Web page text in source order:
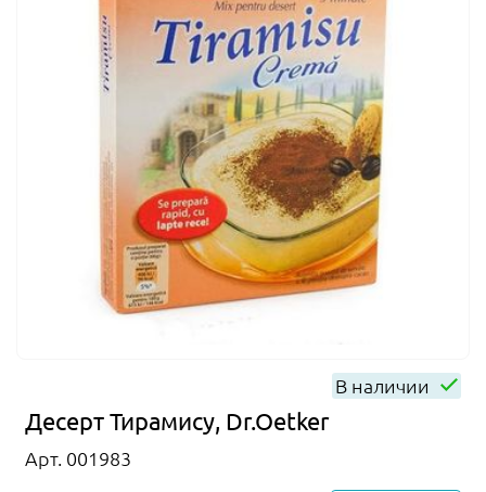
В наличии
Десерт Тирамису, Dr.Oetker
Арт. 001983